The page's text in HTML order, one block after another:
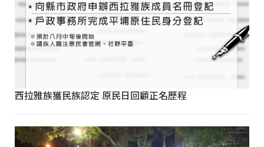
西拉雅族獲民族認定 原民日回顧正名歷程